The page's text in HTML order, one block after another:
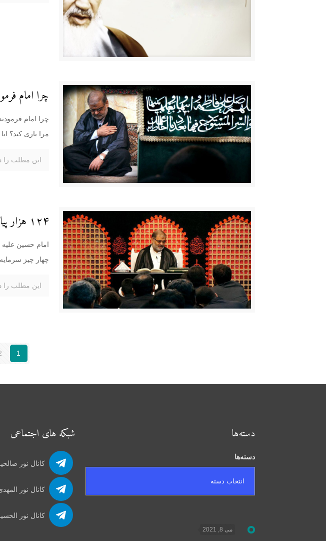
چرا امام
چرا امام
مرا یاری کند؟
این مطلب
۱۲۴ هزار پیامبر در چهار چیز سرمایه گذاری کردند
چهار چیز
این مطلب
1
دسته‌ها
دسته‌ها
می 8, 2021
شبکه های اجتماعی
کانال نور
کانال نور
کانال نور